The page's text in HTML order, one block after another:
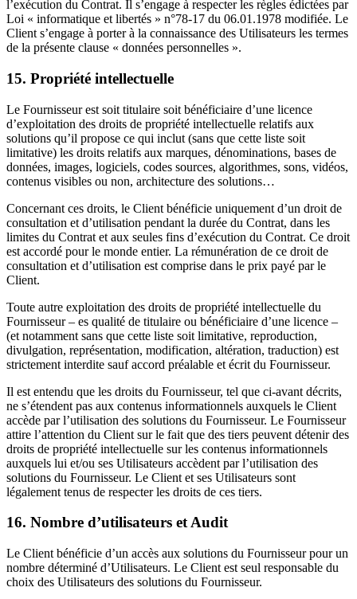
l’exécution du Contrat. Il s’engage à respecter les règles édictées par
Loi « informatique et libertés » n°78-17 du 06.01.1978 modifiée. Le
Client s’engage à porter à la connaissance des Utilisateurs les termes
de la présente clause « données personnelles ».
15. Propriété intellectuelle
Le Fournisseur est soit titulaire soit bénéficiaire d’une licence
d’exploitation des droits de propriété intellectuelle relatifs aux
solutions qu’il propose ce qui inclut (sans que cette liste soit
limitative) les droits relatifs aux marques, dénominations, bases de
données, images, logiciels, codes sources, algorithmes, sons, vidéos,
contenus visibles ou non, architecture des solutions…
Concernant ces droits, le Client bénéficie uniquement d’un droit de
consultation et d’utilisation pendant la durée du Contrat, dans les
limites du Contrat et aux seules fins d’exécution du Contrat. Ce droit
est accordé pour le monde entier. La rémunération de ce droit de
consultation et d’utilisation est comprise dans le prix payé par le
Client.
Toute autre exploitation des droits de propriété intellectuelle du
Fournisseur – es qualité de titulaire ou bénéficiaire d’une licence –
(et notamment sans que cette liste soit limitative, reproduction,
divulgation, représentation, modification, altération, traduction) est
strictement interdite sauf accord préalable et écrit du Fournisseur.
Il est entendu que les droits du Fournisseur, tel que ci-avant décrits,
ne s’étendent pas aux contenus informationnels auxquels le Client
accède par l’utilisation des solutions du Fournisseur. Le Fournisseur
attire l’attention du Client sur le fait que des tiers peuvent détenir des
droits de propriété intellectuelle sur les contenus informationnels
auxquels lui et/ou ses Utilisateurs accèdent par l’utilisation des
solutions du Fournisseur. Le Client et ses Utilisateurs sont
légalement tenus de respecter les droits de ces tiers.
16. Nombre d’utilisateurs et Audit
Le Client bénéficie d’un accès aux solutions du Fournisseur pour un
nombre déterminé d’Utilisateurs. Le Client est seul responsable du
choix des Utilisateurs des solutions du Fournisseur.